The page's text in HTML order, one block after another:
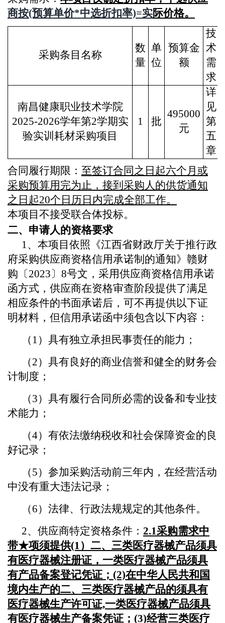
商按(预算单价*中选折扣率)=实际价格。
采购条目名称
数
量
单
位
预算金
额
技
术
需
求
南昌健康职业技术学院
2025-2026学年第2学期实
验实训耗材采购项目
1 批
495000
元
详
见
第
五
章
合同履行期限： 至签订合同之日起六个月或
采购预算用完为止，接到采购人的供货通知
之日起20个日历日内完成全部工作。
本项目不接受联合体投标。
二、申请人的资格要求
1、本项目依照《江西省财政厅关于推行政
府采购供应商资格信用承诺制的通知》赣财
购〔2023〕8号文，采用供应商资格信用承诺
函方式，供应商在资格审查阶段提供了满足
相应条件的书面承诺后，可不再提供以下证
明材料，但信用承诺函中须包含以下内容：
（1）具有独立承担民事责任的能力；
（2）具有良好的商业信誉和健全的财务会
计制度；
（3）具有履行合同所必需的设备和专业技
术能力；
（4）有依法缴纳税收和社会保障资金的良
好记录；
（5）参加采购活动前三年内，在经营活动
中没有重大违法记录；
（6）法律、行政法规规定的其他条件。
2、供应商特定资格条件： 2.1采购需求中
带★项须提供(1）二、三类医疗器械产品须具
有医疗器械注册证，一类医疗器械产品须具
有产品备案登记凭证；(2)在中华人民共和国
境内生产的二、三类医疗器械产品的须具有
医疗器械生产许可证,一类医疗器械产品须具
有医疗器械生产备案凭证；(3)经营三类医疗